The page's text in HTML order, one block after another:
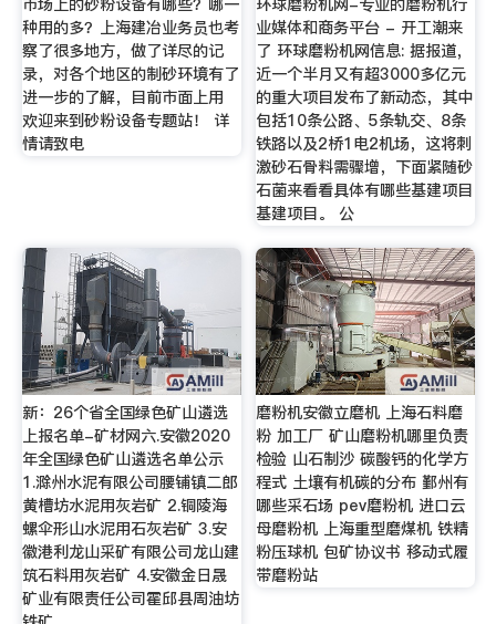
市场上的砂粉设备有哪些？哪一
种用的多？上海建冶业务员也考
察了很多地方，做了详尽的记
录，对各个地区的制砂环境有了
进一步的了解，目前市面上用
欢迎来到砂粉设备专题站！ 详
情请致电
环球磨粉机网-专业的磨粉机行
业媒体和商务平台 - 开工潮来
了 环球磨粉机网信息: 据报道，
近一个半月又有超3000多亿元
的重大项目发布了新动态，其中
包括10条公路、5条轨交、8条
铁路以及2桥1电2机场，这将刺
激砂石骨料需骤增，下面紧随砂
石菌来看看具体有哪些基建项目
基建项目。 公
新：26个省全国绿色矿山遴选
上报名单-矿材网六.安徽2020
年全国绿色矿山遴选名单公示
1.滁州水泥有限公司腰铺镇二郎
黄槽坊水泥用灰岩矿 2.铜陵海
螺伞形山水泥用石灰岩矿 3.安
徽港利龙山采矿有限公司龙山建
筑石料用灰岩矿 4.安徽金日晟
矿业有限责任公司霍邱县周油坊
磨粉机安徽立磨机 上海石料磨
粉 加工厂 矿山磨粉机哪里负责
检验 山石制沙 碳酸钙的化学方
程式 土壤有机碳的分布 鄞州有
哪些采石场 pev磨粉机 进口云
母磨粉机 上海重型磨煤机 铁精
粉压球机 包矿协议书 移动式履
带磨粉站